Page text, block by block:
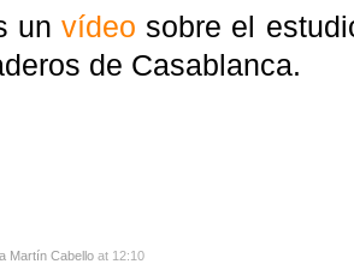
unvídeo sobre el
de Casablanca.
Martín Cabello at 12:10